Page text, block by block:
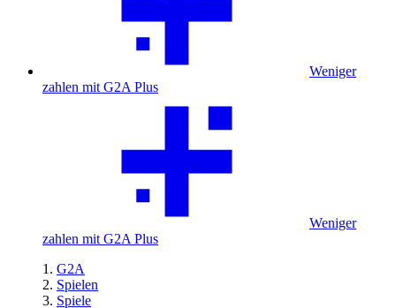
Weniger
zahlen mit G2A Plus
Weniger
zahlen mit G2A Plus
G2A
Spielen
Spiele